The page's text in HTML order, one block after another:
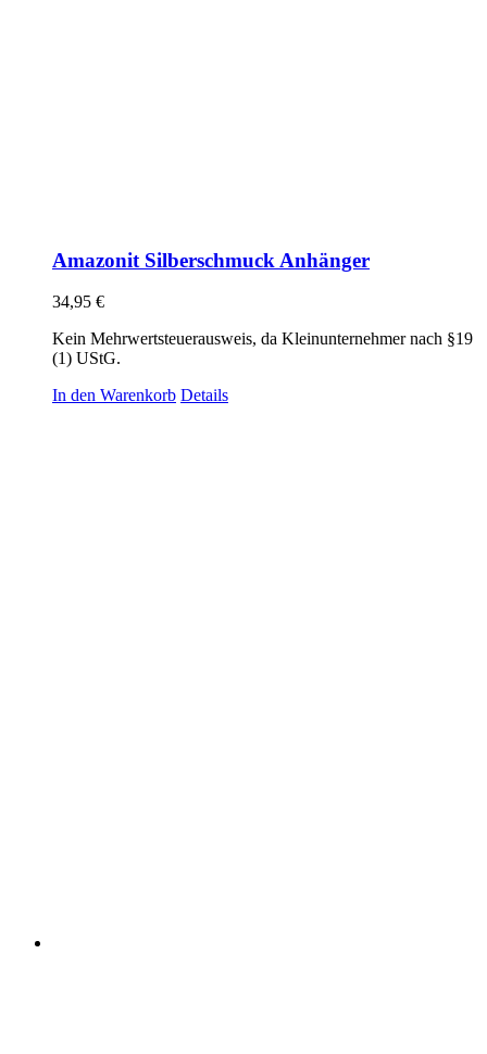
Amazonit Silberschmuck Anhänger
34,95 €
Kein Mehrwertsteuerausweis, da Kleinunternehmer nach §19
(1) UStG.
In den Warenkorb Details